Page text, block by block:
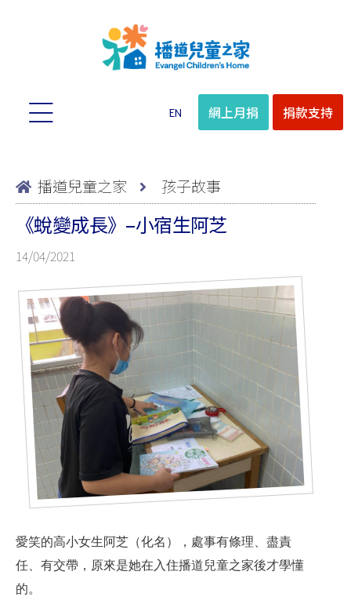
EN 網上月捐 捐款支持
播道兒童之家 孩子故事
《蛻變成長》–小宿生阿芝
14/04/2021
愛笑的高小女生阿芝（化名），處事有條理、盡責
任、有交帶，原來是她在入住播道兒童之家後才學懂
的。